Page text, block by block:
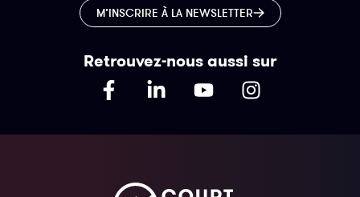
M’INSCRIRE À LA NEWSLETTER
Retrouvez-nous aussi sur